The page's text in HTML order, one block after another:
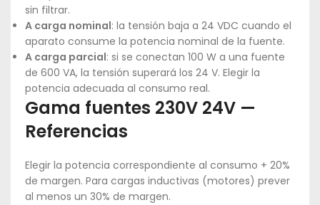
sin filtrar.
A carga nominal: la tensión baja a 24 VDC cuando el
aparato consume la potencia nominal de la fuente.
A carga parcial: si se conectan 100 W a una fuente
de 600 VA, la tensión superará los 24 V. Elegir la
potencia adecuada al consumo real.
Gama fuentes 230V 24V —
Referencias
Elegir la potencia correspondiente al consumo + 20%
de margen. Para cargas inductivas (motores) prever
al menos un 30% de margen.